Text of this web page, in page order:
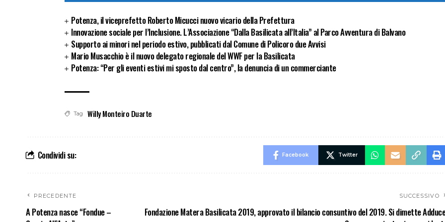
Potenza, il viceprefetto Roberto Micucci nuovo vicario della Prefettura
Innovazione sociale per l’Inclusione. L’Associazione “Dalla Basilicata all’Italia” al Parco Avventura di Balvano
Supporto ai minori nel periodo estivo, pubblicati dal Comune di Policoro due Avvisi
Mario Musacchio è il nuovo delegato regionale del WWF per la Basilicata
Potenza: “Per gli eventi estivi mi sposto dal centro”, la denuncia di un commerciante
Tag Willy Monteiro Duarte
Condividi su: Facebook Twitter
PRECEDENTE
A Potenza nasce “Fondue –
SUCCESSIVO
Fondazione Matera Basilicata 2019, approvato il bilancio consuntivo del 2019. Si dimette